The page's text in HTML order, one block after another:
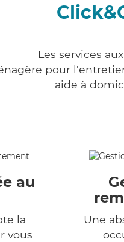
Les services
pour
aide à
au
la
vous
Une